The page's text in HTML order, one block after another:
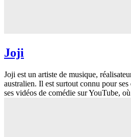
Joji
Joji est un artiste de musique,
australien. Il est surtout connu pour
ses vidéos de comédie sur YouTube,